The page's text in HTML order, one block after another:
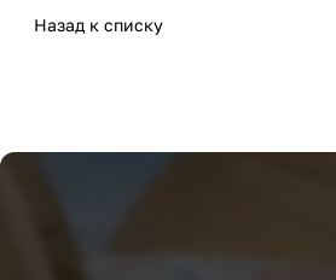
Назад к списку